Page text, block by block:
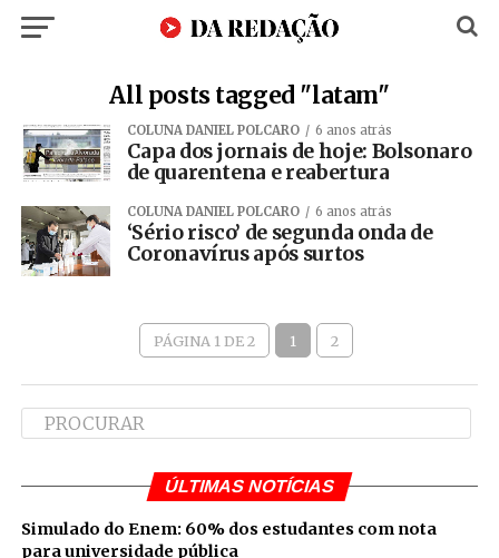
All posts tagged "latam"
COLUNA DANIEL POLCARO 6 anos atrás
Capa dos jornais de hoje: Bolsonaro
de quarentena e reabertura
COLUNA DANIEL POLCARO 6 anos atrás
‘Sério risco’ de segunda onda de
Coronavírus após surtos
PÁGINA 1 DE 2 1 2
ÚLTIMAS NOTÍCIAS
Simulado do Enem: 60% dos estudantes com nota
para universidade pública